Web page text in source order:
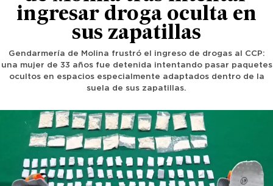
ingresar droga oculta en
sus zapatillas
Gendarmería de Molina frustró el ingreso de drogas al CCP:
una mujer de 33 años fue detenida intentando pasar paquetes
ocultos en espacios especialmente adaptados dentro de la
suela de sus zapatillas.